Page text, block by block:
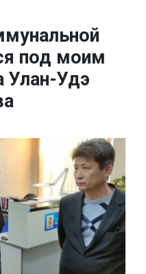
под моим
Улан-Удэ